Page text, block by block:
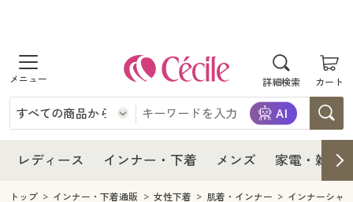
詳細検索 カート
商品を探す
レディース
レディースファッション
インナー・下着
インナー・下着通販すべて
メンズ
レディース インナー・下着 メンズ 家電・雑貨
レディース
レディース通販すべて
レディースファッション
インナー・下着
インナー・下着通販すべて
メンズ
トップ インナー・下着通販 女性下着 肌着・インナー インナーシャ